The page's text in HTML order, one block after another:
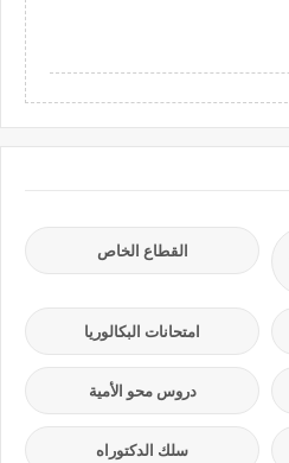
القطاع الخاص
امتحانات البكالوريا
دروس محو الأمية
سلك الدكتوراه